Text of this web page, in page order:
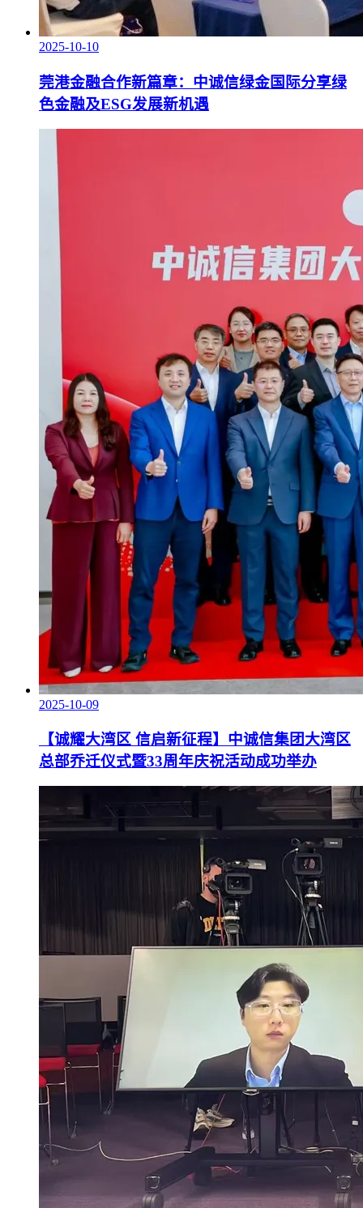
2025-10-10
莞港金融合作新篇章：中诚信绿金国际分享绿
色金融及ESG发展新机遇
2025-10-09
【诚耀大湾区 信启新征程】中诚信集团大湾区
总部乔迁仪式暨33周年庆祝活动成功举办